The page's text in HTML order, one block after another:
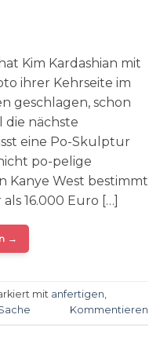
Kim Kardashian mit
ihrer Kehrseite im
geschlagen, schon
die nächste
eine Po-Skulptur
po-pelige
Kanye West bestimmt
16.000 Euro […]
→
mit anfertigen
Kommentieren